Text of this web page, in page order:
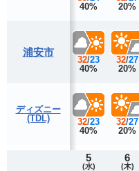
浦安市
ディズニー
(TDL)
40%
32/23
40%
32/23
40%
20%
32/27
20%
32/27
20%
5
(水)
6
(木)